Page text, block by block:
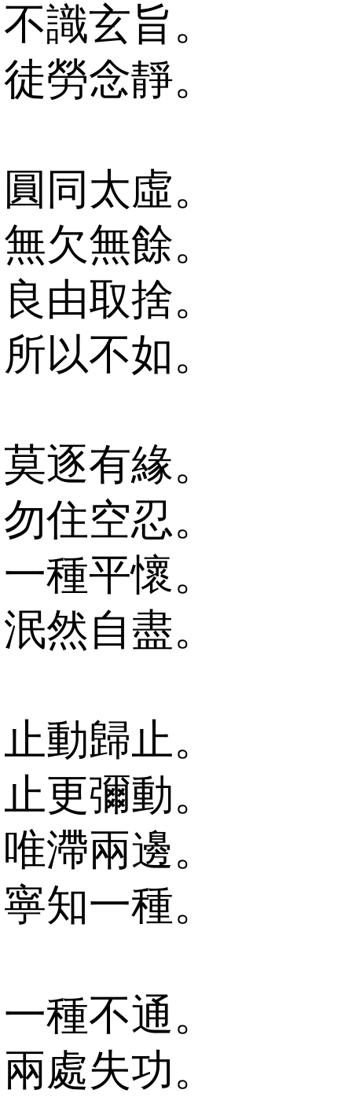
不識玄旨。
徒勞念靜。
圓同太虛。
無欠無餘。
良由取捨。
所以不如。
莫逐有緣。
勿住空忍。
一種平懷。
泯然自盡。
止動歸止。
止更彌動。
唯滯兩邊。
寧知一種。
一種不通。
兩處失功。